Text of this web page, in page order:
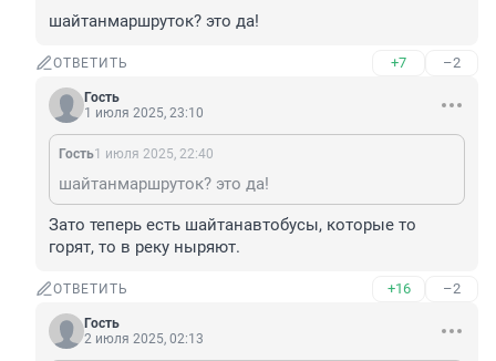
шайтанмаршруток? это да!
ОТВЕТИТЬ +7 –2
Гость
1 июля 2025, 23:10
Гость1 июля 2025, 22:40
шайтанмаршруток? это да!
Зато теперь есть шайтанавтобусы, которые то
горят, то в реку ныряют.
ОТВЕТИТЬ +16 –2
Гость
2 июля 2025, 02:13